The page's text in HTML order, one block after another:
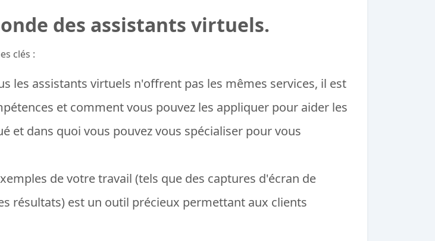
des assistants virtuels.
clés :
les assistants virtuels n'offrent pas les mêmes services, il est
et comment vous pouvez les appliquer pour aider les
et dans quoi vous pouvez vous spécialiser pour vous
de votre travail (tels que des captures d'écran de
résultats) est un outil précieux permettant aux clients